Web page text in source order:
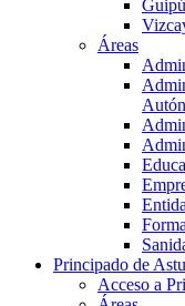
Áreas
Principado de
Acceso a